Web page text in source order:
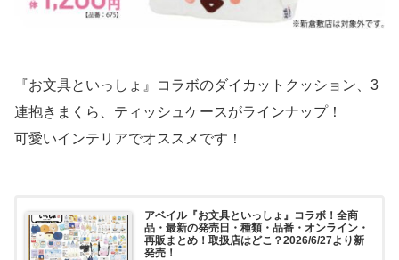
『お文具といっしょ』コラボのダイカットクッション、3
連抱きまくら、ティッシュケースがラインナップ！
可愛いインテリアでオススメです！
アベイル『お文具といっしょ』コラボ！全商
品・最新の発売日・種類・品番・オンライン・
再販まとめ！取扱店はどこ？2026/6/27より新
発売！